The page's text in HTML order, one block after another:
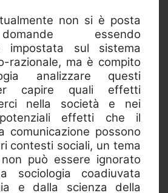
non si è posta
essendo
impostata sul sistema
razionale, ma è compito
analizzare questi
capire quali effetti
nella società e nei
effetti che il
comunicazione possono
contesti sociali, un tema
può essere ignorato
sociologia coadiuvata
e dalla scienza della